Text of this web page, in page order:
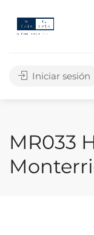
Iniciar sesión
MR033